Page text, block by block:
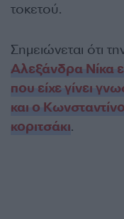
τοκετού.
Σημειώνεται ότι
Αλεξάνδρα Νίκα
που είχε γίνει
και ο
κοριτσάκι.